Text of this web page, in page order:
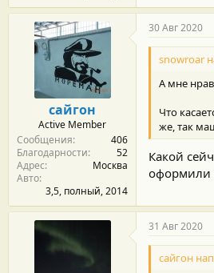
сайгон
Active Member
Сообщения
406
Благодарности
52
Адрес
Москва
Авто
3,5, полный, 2014
30 Авг 2020
snowroar
А мне
Что
же, так
Какой
оформили
31 Авг 2020
сайгон